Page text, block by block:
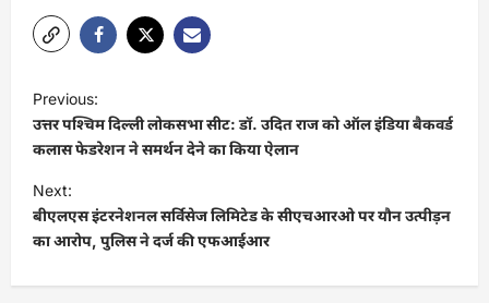
o
s
t
n
a
v
Previous:
उत्तर पश्चिम दिल्ली लोकसभा सीट: डॉ. उदित राज को ऑल इंडिया बैकवर्ड
कलास फेडरेशन ने समर्थन देने का किया ऐलान
Next:
बीएलएस इंटरनेशनल सर्विसेज लिमिटेड के सीएचआरओ पर यौन उत्पीड़न
का आरोप, पुलिस ने दर्ज की एफआईआर